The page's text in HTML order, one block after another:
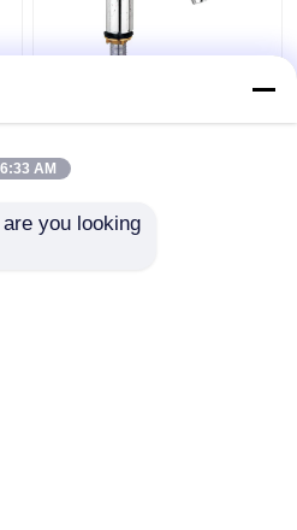
drukkraan
6:33 AM
you looking